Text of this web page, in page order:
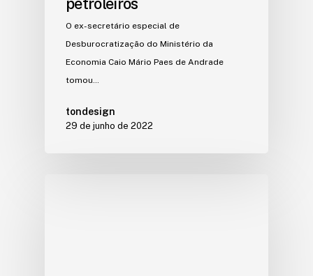
petroleiros
O ex-secretário especial de
Desburocratização do Ministério da
Economia Caio Mário Paes de Andrade
tomou…
tondesign
29 de junho de 2022